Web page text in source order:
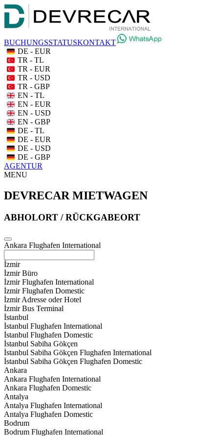
BUCHUNGSSTATUSKONTAKT
DE - EUR
TR - TL
TR - EUR
TR - USD
TR - GBP
EN - TL
EN - EUR
EN - USD
EN - GBP
DE - TL
DE - EUR
DE - USD
DE - GBP
AGENTUR
MENU
DEVRECAR MIETWAGEN
ABHOLORT / RÜCKGABEORT
Ankara Flughafen International
İzmir
İzmir Büro
İzmir Flughafen International
İzmir Flughafen Domestic
İzmir Adresse oder Hotel
İzmir Bus Terminal
İstanbul
İstanbul Flughafen International
İstanbul Flughafen Domestic
İstanbul Sabiha Gökçen
İstanbul Sabiha Gökçen Flughafen International
İstanbul Sabiha Gökçen Flughafen Domestic
Ankara
Ankara Flughafen International
Ankara Flughafen Domestic
Antalya
Antalya Flughafen International
Antalya Flughafen Domestic
Bodrum
Bodrum Flughafen International